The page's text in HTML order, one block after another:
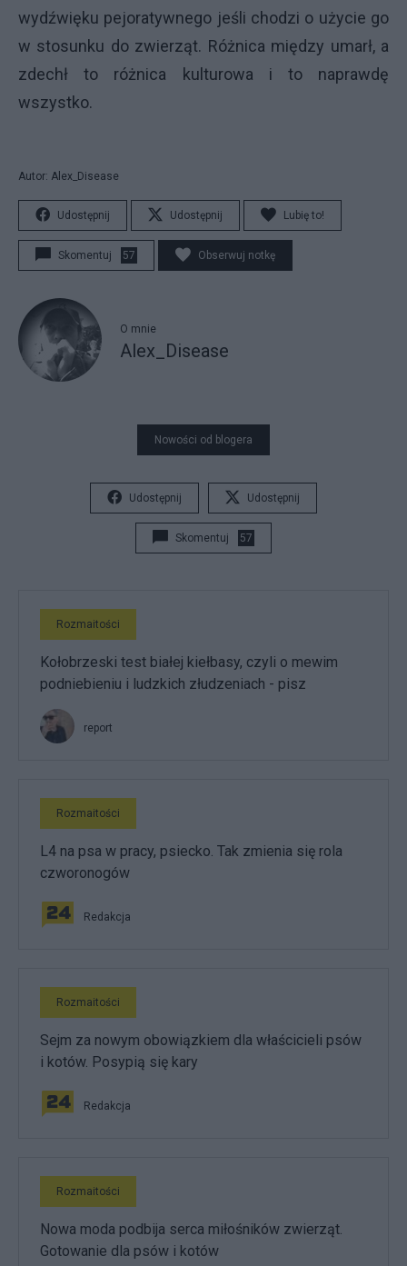
wydźwięku pejoratywnego jeśli chodzi o użycie go
w stosunku do zwierząt. Różnica między umarł, a
zdechł to różnica kulturowa i to naprawdę
wszystko.
Autor: Alex_Disease
Udostępnij Udostępnij Lubię to!
Skomentuj 57 Obserwuj notkę
O mnie
Alex_Disease
Nowości od blogera
Udostępnij Udostępnij
Skomentuj 57
Rozmaitości
Kołobrzeski test białej kiełbasy, czyli o mewim
podniebieniu i ludzkich złudzeniach - pisz
report
Rozmaitości
L4 na psa w pracy, psiecko. Tak zmienia się rola
czworonogów
Redakcja
Rozmaitości
Sejm za nowym obowiązkiem dla właścicieli psów
i kotów. Posypią się kary
Redakcja
Rozmaitości
Nowa moda podbija serca miłośników zwierząt.
Gotowanie dla psów i kotów